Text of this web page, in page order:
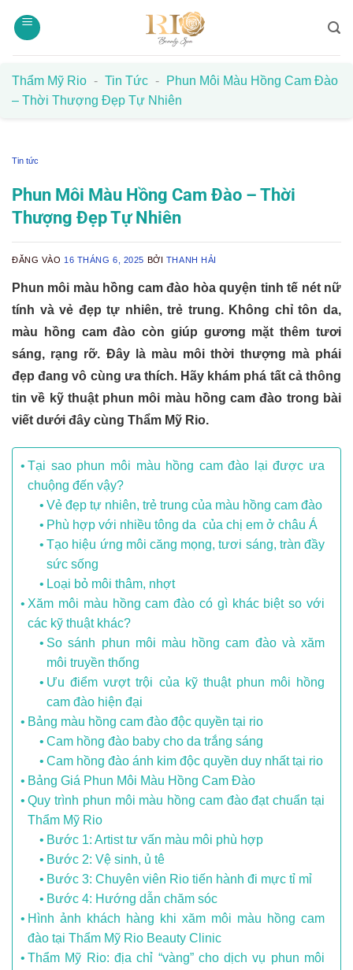
qua
Thẩm Mỹ Rio - Tin Tức -
Phun Môi Màu Hồng Cam Đào
– Thời Thượng Đẹp Tự Nhiên
Tin tức
Phun Môi Màu Hồng Cam Đào – Thời
Thượng Đẹp Tự Nhiên
ĐĂNG VÀO 16 THÁNG 6, 2025 BỞI THANH HẢI
Phun môi màu hồng cam đào hòa quyện tinh tế nét nữ
tính và vẻ đẹp tự nhiên, trẻ trung. Không chỉ tôn da,
màu hồng cam đào còn giúp gương mặt thêm tươi
sáng, rạng rỡ. Đây là màu môi thời thượng mà phái
đẹp đang vô cùng ưa thích. Hãy khám phá tất cả thông
tin về kỹ thuật phun môi màu hồng cam đào trong bài
viết dưới đây cùng Thẩm Mỹ Rio.
Tại sao phun môi màu hồng cam đào lại được ưa
chuộng đến vậy?
Vẻ đẹp tự nhiên, trẻ trung của màu hồng cam đào
Phù hợp với nhiều tông da của chị em ở châu Á
Tạo hiệu ứng môi căng mọng, tươi sáng, tràn đầy
sức sống
Loại bỏ môi thâm, nhợt
Xăm môi màu hồng cam đào có gì khác biệt so với
các kỹ thuật khác?
So sánh phun môi màu hồng cam đào và xăm
môi truyền thống
Ưu điểm vượt trội của kỹ thuật phun môi hồng
cam đào hiện đại
Bảng màu hồng cam đào độc quyền tại rio
Cam hồng đào baby cho da trắng sáng
Cam hồng đào ánh kim độc quyền duy nhất tại rio
Bảng Giá Phun Môi Màu Hồng Cam Đào
Quy trình phun môi màu hồng cam đào đạt chuẩn tại
Thẩm Mỹ Rio
Bước 1: Artist tư vấn màu môi phù hợp
Bước 2: Vệ sinh, ủ tê
Bước 3: Chuyên viên Rio tiến hành đi mực tỉ mỉ
Bước 4: Hướng dẫn chăm sóc
Hình ảnh khách hàng khi xăm môi màu hồng cam
đào tại Thẩm Mỹ Rio Beauty Clinic
Thẩm Mỹ Rio: địa chỉ “vàng” cho dịch vụ phun môi